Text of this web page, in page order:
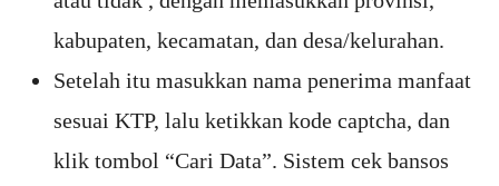
kabupaten, kecamatan, dan desa/kelurahan.
Setelah itu masukkan nama penerima manfaat
sesuai KTP, lalu ketikkan kode captcha, dan
klik tombol “Cari Data”. Sistem cek bansos